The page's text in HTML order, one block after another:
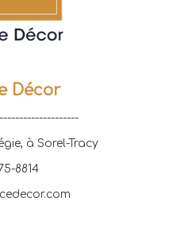
Décor
à Sorel-Tracy
8814